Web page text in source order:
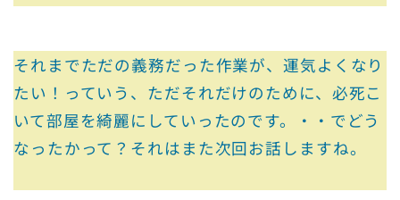
それまでただの義務だった作業が、運気よくなり
たい！っていう、ただそれだけのために、必死こ
いて部屋を綺麗にしていったのです。・・でどう
なったかって？それはまた次回お話しますね。